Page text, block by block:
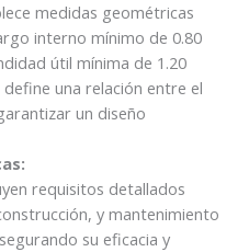
medidas geométricas
interno mínimo de 0.80
útil mínima de 1.20
una relación entre el
un diseño
requisitos detallados
y mantenimiento
su eficacia y